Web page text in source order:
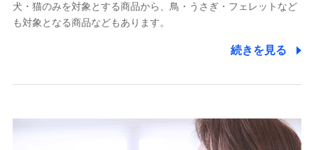
人事･勤怠･健康・労務等の管理、給与支給、福利厚生・採用
退職関連処理等の各種手続きのため、当社と従業員または従
のため
犬・猫のみを対象とする商品から、鳥・うさぎ・フェレットなど
も対象となる商品などもあります。
続きを見る